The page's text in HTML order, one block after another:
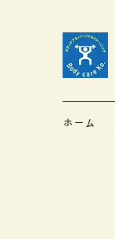
ホーム